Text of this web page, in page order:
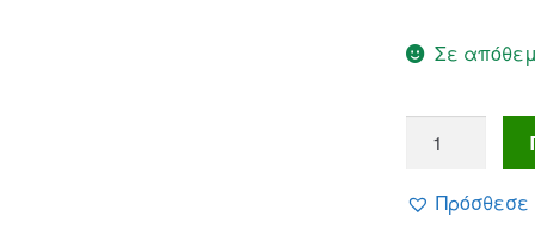
Σε
Μιξεράκι
Φραπέ
ποσότητα
Πρόσθεσε